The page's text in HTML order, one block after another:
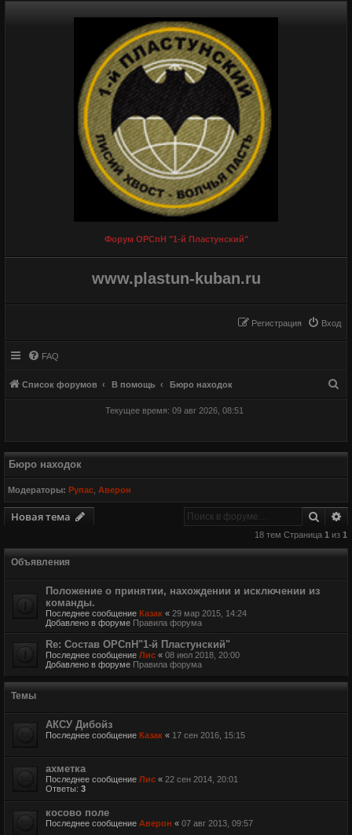
Форум ОРСпН "1-й Пластунский"
www.plastun-kuban.ru
Вход
Регистрация
FAQ
Список форумов В помощь Бюро находок
Текущее время: 09 авг 2026, 08:51
Бюро находок
Модераторы: Рупас ,Аверон
Новая тема Поиск
18 тем Страница 1 из 1
Объявления
Положение о принятии, нахождении и исключении из
команды.
Последнее сообщение Казак « 29 мар 2015, 14:24
Добавлено в форуме Правила форума
Re: Состав ОРСпН"1-й Пластунский"
Последнее сообщение Лис « 08 июл 2018, 20:00
Добавлено в форуме Правила форума
Темы
АКСУ Дибойз
Последнее сообщение Казак « 17 сен 2016, 15:15
ахметка
Последнее сообщение Лис « 22 сен 2014, 20:01
Ответы: 3
косово поле
Последнее сообщение Аверон « 07 авг 2013, 09:57